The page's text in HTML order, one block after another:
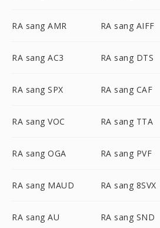
RA sang AMR RA sang AIFF
RA sang AC3 RA sang DTS
RA sang SPX RA sang CAF
RA sang VOC RA sang TTA
RA sang OGA RA sang PVF
RA sang MAUD RA sang 8SVX
RA sang AU RA sang SND